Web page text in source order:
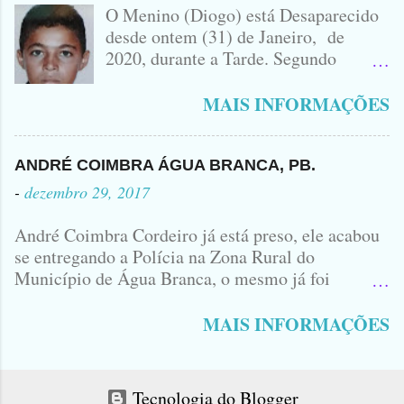
ENVOLVIDO NO ACIDENTE UMA
MONTANA NA FOTO VOCÊS
PODEM OBSERVAR QUE TODAS...
O Menino (Diogo) está Desaparecido
desde ontem (31) de Janeiro, de
2020, durante a Tarde. Segundo
Bairro Jardim Karlota, aqui em
Companhia de dois Elementos. [83]9
98356406 - Se você souber de alguma
Informação, favor avisar através deste
Luciana, ela tá Desesperada.
MAIS INFORMAÇÕES
ANDRÉ COIMBRA ÁGUA BRANCA, PB.
- dezembro 29, 2017
André Coimbra Cordeiro já está preso, ele acabou
se entregando a Polícia na Zona Rural do
Município de Água Branca, o mesmo já foi
cedo, tinha surgido a informação que, o acusado,
qual seria a Delegacia... Com uma Bíblia na mão,
MAIS INFORMAÇÕES
Tecnologia do Blogger